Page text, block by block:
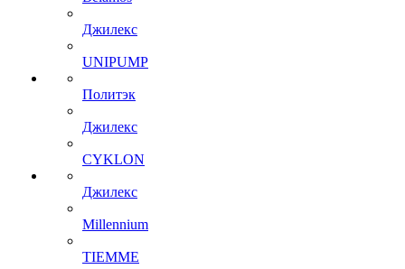
Джилекс
UNIPUMP
Политэк
Джилекс
CYKLON
Джилекс
Millennium
TIEMME